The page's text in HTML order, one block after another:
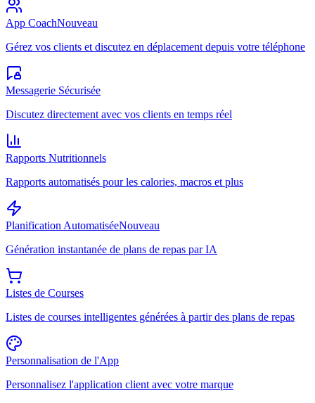
App CoachNouveau
Gérez vos clients et discutez en déplacement depuis votre téléphone
Messagerie Sécurisée
Discutez directement avec vos clients en temps réel
Rapports Nutritionnels
Rapports automatisés pour les calories, macros et plus
Planification AutomatiséeNouveau
Génération instantanée de plans de repas par IA
Listes de Courses
Listes de courses intelligentes générées à partir des plans de repas
Personnalisation de l'App
Personnalisez l'application client avec votre marque